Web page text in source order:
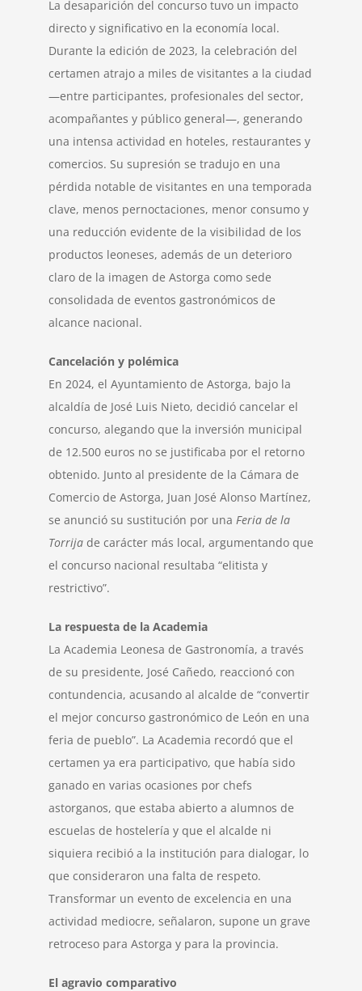
La desaparición del concurso tuvo un impacto
directo y significativo en la economía local.
Durante la edición de 2023, la celebración del
certamen atrajo a miles de visitantes a la ciudad
—entre participantes, profesionales del sector,
acompañantes y público general—, generando
una intensa actividad en hoteles, restaurantes y
comercios. Su supresión se tradujo en una
pérdida notable de visitantes en una temporada
clave, menos pernoctaciones, menor consumo y
una reducción evidente de la visibilidad de los
productos leoneses, además de un deterioro
claro de la imagen de Astorga como sede
consolidada de eventos gastronómicos de
alcance nacional.
Cancelación y polémica
En 2024, el Ayuntamiento de Astorga, bajo la
alcaldía de José Luis Nieto, decidió cancelar el
concurso, alegando que la inversión municipal
de 12.500 euros no se justificaba por el retorno
obtenido. Junto al presidente de la Cámara de
Comercio de Astorga, Juan José Alonso Martínez,
se anunció su sustitución por una Feria de la
Torrija de carácter más local, argumentando que
el concurso nacional resultaba “elitista y
restrictivo”.
La respuesta de la Academia
La Academia Leonesa de Gastronomía, a través
de su presidente, José Cañedo, reaccionó con
contundencia, acusando al alcalde de “convertir
el mejor concurso gastronómico de León en una
feria de pueblo”. La Academia recordó que el
certamen ya era participativo, que había sido
ganado en varias ocasiones por chefs
astorganos, que estaba abierto a alumnos de
escuelas de hostelería y que el alcalde ni
siquiera recibió a la institución para dialogar, lo
que consideraron una falta de respeto.
Transformar un evento de excelencia en una
actividad mediocre, señalaron, supone un grave
retroceso para Astorga y para la provincia.
El agravio comparativo